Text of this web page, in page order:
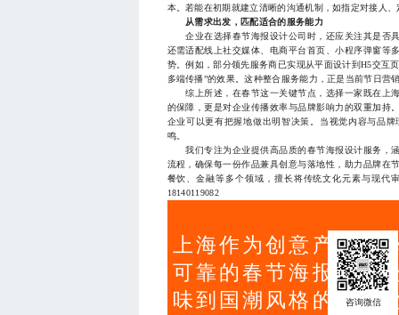
本。若能在初期就建立清晰的沟通机制，如指定对接人
从需求出发，匹配适合的服务能力
企业在选择春节海报设计公司时，还应关注其是否
还需适配线上社交媒体、电商平台首页、小程序弹窗等
势。例如，部分领先服务商已实现从平面设计到H5交互
多端传播”的效果。这种整合服务能力，正是当前节日营
综上所述，在春节这一关键节点，选择一家既在上
的保障，更是对企业传播效率与品牌影响力的双重加持
企业可以更有把握地做出明智决策。当视觉内容与品
鸣。
我们专注为企业提供高品质的春节海报设计服务，
流程，确保每一份作品兼具创意与落地性，助力品牌在
餐饮、金融等多个领域，擅长将传统文化元素与现代
18140119082
上海作为创意产业核
可靠的春节海报设计
味到国潮风格的多样